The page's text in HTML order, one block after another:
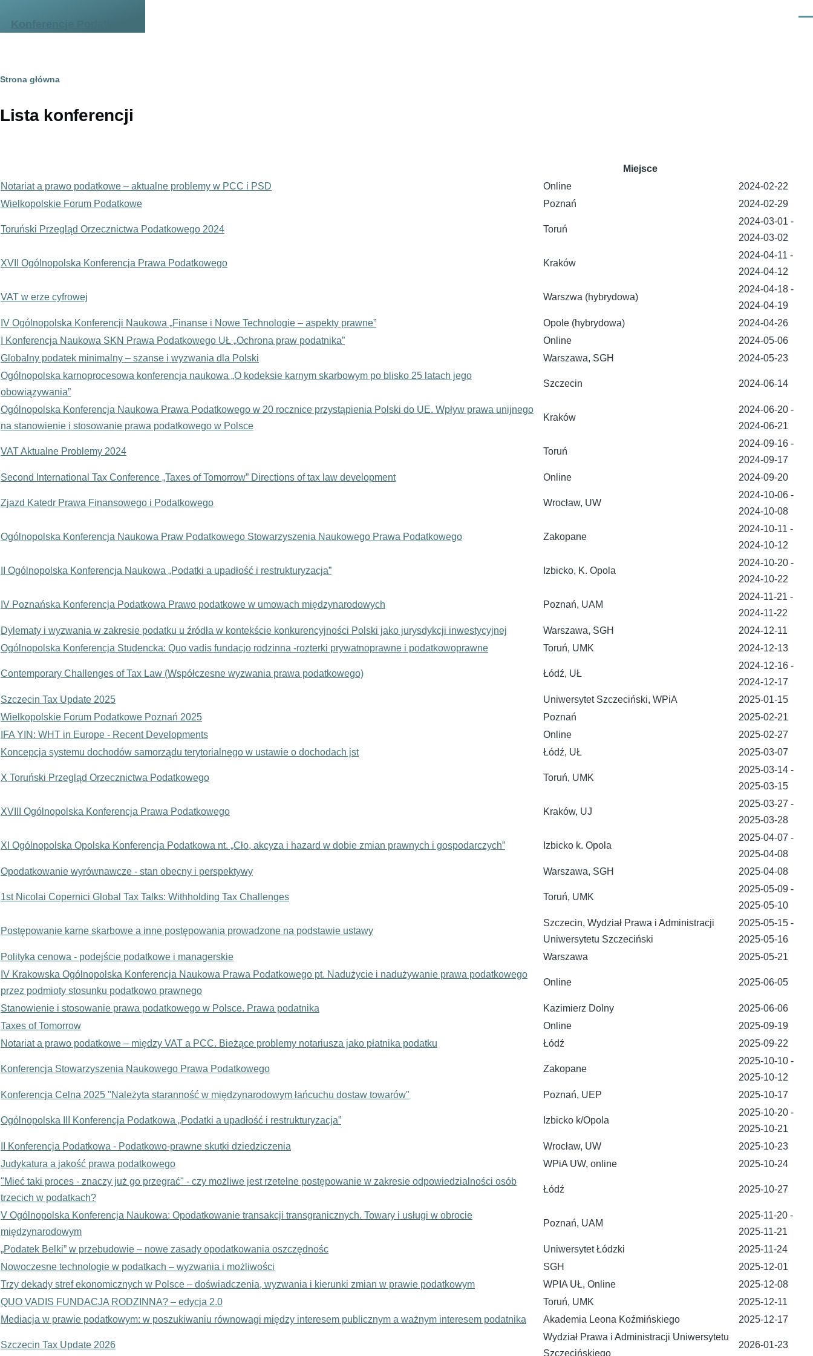
Konferencje Podatkowe
Ścieżka
Strona główna
Lista konferencji
Miejsce
Notariat a prawo podatkowe – aktualne problemy w PCC i PSD
Online
2024-02-22
Wielkopolskie Forum Podatkowe
Poznań 2024-02-29
Toruński Przegląd Orzecznictwa Podatkowego 2024 Toruń
2024-03-01 -
2024-03-02
XVII Ogólnopolska Konferencja Prawa Podatkowego Kraków
2024-04-11 -
2024-04-12
VAT w erze cyfrowej Warszwa (hybrydowa)
2024-04-18 -
2024-04-19
IV Ogólnopolska Konferencji Naukowa „Finanse i Nowe Technologie – aspekty prawne”
Opole (hybrydowa)
2024-04-26
I Konferencja Naukowa SKN Prawa Podatkowego UŁ „Ochrona praw podatnika”
Online
2024-05-06
Globalny podatek minimalny – szanse i wyzwania dla Polski
Warszawa, SGH
2024-05-23
Ogólnopolska karnoprocesowa konferencja naukowa „O kodeksie karnym skarbowym po blisko 25 latach jego
obowiązywania”
Szczecin 2024-06-14
Ogólnopolska Konferencja Naukowa Prawa Podatkowego w 20 rocznice przystąpienia Polski do UE. Wpływ prawa unijnego
na stanowienie i stosowanie prawa podatkowego w Polsce
Kraków
2024-06-20 -
2024-06-21
VAT Aktualne Problemy 2024 Toruń
2024-09-16 -
2024-09-17
Second International Tax Conference „Taxes of Tomorrow” Directions of tax law development
Online 2024-09-20
Zjazd Katedr Prawa Finansowego i Podatkowego Wrocław, UW
2024-10-06 -
2024-10-08
Ogólnopolska Konferencja Naukowa Praw Podatkowego Stowarzyszenia Naukowego Prawa Podatkowego Zakopane
2024-10-11 -
2024-10-12
II Ogólnopolska Konferencja Naukowa „Podatki a upadłość i restrukturyzacja” Izbicko, K. Opola
2024-10-20 -
2024-10-22
IV Poznańska Konferencja Podatkowa Prawo podatkowe w umowach międzynarodowych Poznań, UAM
2024-11-21 -
2024-11-22
Dylematy i wyzwania w zakresie podatku u źródła w kontekście konkurencyjności Polski jako jurysdykcji inwestycyjnej
Warszawa, SGH
2024-12-11
Ogólnopolska Konferencja Studencka: Quo vadis fundacjo rodzinna -rozterki prywatnoprawne i podatkowoprawne
Toruń, UMK 2024-12-13
Contemporary Challenges of Tax Law (Współczesne wyzwania prawa podatkowego) Łódź, UŁ
2024-12-16 -
2024-12-17
Szczecin Tax Update 2025
Uniwersytet Szczeciński, WPiA
2025-01-15
Wielkopolskie Forum Podatkowe Poznań 2025
Poznań
2025-02-21
IFA YIN: WHT in Europe - Recent Developments
Online
2025-02-27
Koncepcja systemu dochodów samorządu terytorialnego w ustawie o dochodach jst
Łódź, UŁ 2025-03-07
X Toruński Przegląd Orzecznictwa Podatkowego Toruń, UMK
2025-03-14 -
2025-03-15
XVIII Ogólnopolska Konferencja Prawa Podatkowego Kraków, UJ
2025-03-27 -
2025-03-28
XI Ogólnopolska Opolska Konferencja Podatkowa nt. „Cło, akcyza i hazard w dobie zmian prawnych i gospodarczych” Izbicko k. Opola
2025-04-07 -
2025-04-08
Opodatkowanie wyrównawcze - stan obecny i perspektywy
Warszawa, SGH 2025-04-08
1st Nicolai Copernici Global Tax Talks: Withholding Tax Challenges Toruń, UMK
2025-05-09 -
2025-05-10
Postępowanie karne skarbowe a inne postępowania prowadzone na podstawie ustawy
Szczecin, Wydział Prawa i Administracji
Uniwersytetu Szczeciński
2025-05-15 -
2025-05-16
Polityka cenowa - podejście podatkowe i managerskie
Warszawa
2025-05-21
IV Krakowska Ogólnopolska Konferencja Naukowa Prawa Podatkowego pt. Nadużycie i nadużywanie prawa podatkowego
przez podmioty stosunku podatkowo prawnego
Online 2025-06-05
Stanowienie i stosowanie prawa podatkowego w Polsce. Prawa podatnika Kazimierz Dolny
2025-06-06
Taxes of Tomorrow
Online
2025-09-19
Notariat a prawo podatkowe – między VAT a PCC. Bieżące problemy notariusza jako płatnika podatku
Łódź 2025-09-22
Konferencja Stowarzyszenia Naukowego Prawa Podatkowego Zakopane
2025-10-10 -
2025-10-12
Konferencja Celna 2025 "Należyta staranność w międzynarodowym łańcuchu dostaw towarów"
Poznań, UEP 2025-10-17
Ogólnopolska III Konferencja Podatkowa „Podatki a upadłość i restrukturyzacja” Izbicko k/Opola
2025-10-20 -
2025-10-21
II Konferencja Podatkowa - Podatkowo-prawne skutki dziedziczenia
Wrocław, UW
2025-10-23
Judykatura a jakość prawa podatkowego
WPiA UW, online
2025-10-24
"Mieć taki proces - znaczy już go przegrać" - czy możliwe jest rzetelne postępowanie w zakresie odpowiedzialności osób
trzecich w podatkach?
Łódź 2025-10-27
V Ogólnopolska Konferencja Naukowa: Opodatkowanie transakcji transgranicznych. Towary i usługi w obrocie
międzynarodowym
Poznań, UAM
2025-11-20 -
2025-11-21
„Podatek Belki” w przebudowie – nowe zasady opodatkowania oszczędnośc
Uniwersytet Łódzki
2025-11-24
Nowoczesne technologie w podatkach – wyzwania i możliwości
SGH
2025-12-01
Trzy dekady stref ekonomicznych w Polsce – doświadczenia, wyzwania i kierunki zmian w prawie podatkowym
WPIA UŁ, Online
2025-12-08
QUO VADIS FUNDACJA RODZINNA? – edycja 2.0
Toruń, UMK
2025-12-11
Mediacja w prawie podatkowym: w poszukiwaniu równowagi między interesem publicznym a ważnym interesem podatnika
Akademia Leona Koźmińskiego 2025-12-17
Szczecin Tax Update 2026
Wydział Prawa i Administracji Uniwersytetu
Szczecińskiego
2026-01-23